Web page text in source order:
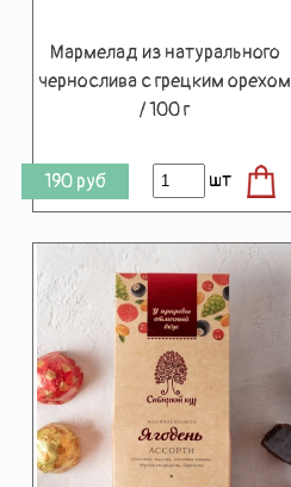
Мармелад из натурального
чернослива с грецким орехом
/ 100 г
190 руб шт